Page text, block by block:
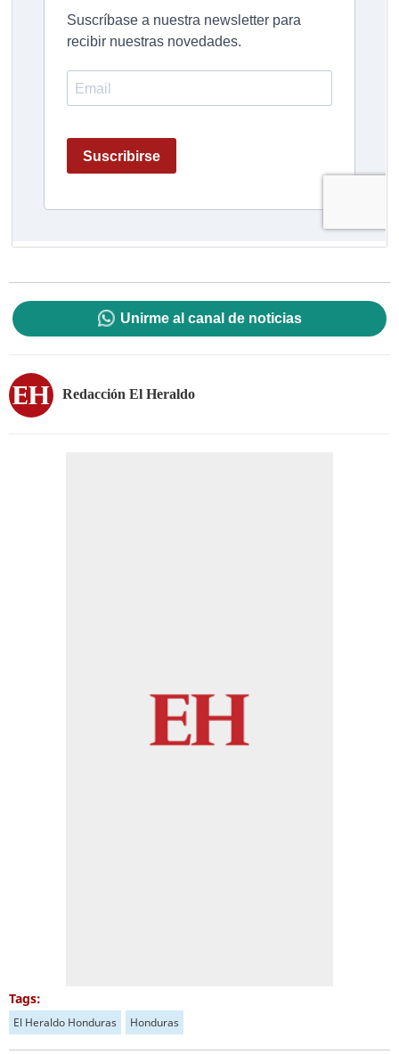
Unirme al canal de noticias
Redacción El Heraldo
Tags:
El Heraldo Honduras Honduras